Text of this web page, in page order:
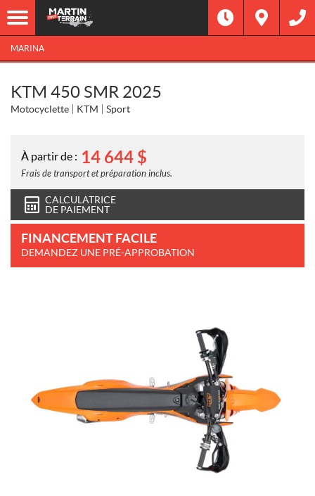
MARINA
KTM 450 SMR 2025
Motocyclette KTM Sport
À partir de : 14 644 $
Frais de transport et préparation inclus.
CALCULATRICE
DE PAIEMENT
FINANCEMENT FACILE
DEMANDEZ UNE PRÉ-APPROBATION